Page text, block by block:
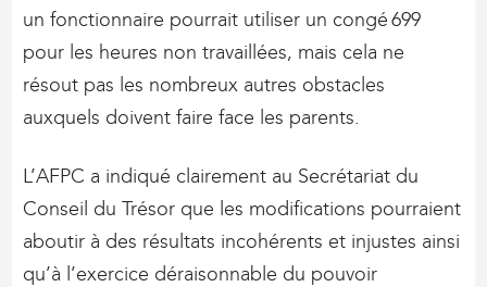
un fonctionnaire pourrait utiliser un congé 699
pour les heures non travaillées, mais cela ne
résout pas les nombreux autres obstacles
auxquels doivent faire face les parents.
L’AFPC a indiqué clairement au Secrétariat du
Conseil du Trésor que les modifications pourraient
aboutir à des résultats incohérents et injustes ainsi
qu’à l’exercice déraisonnable du pouvoir